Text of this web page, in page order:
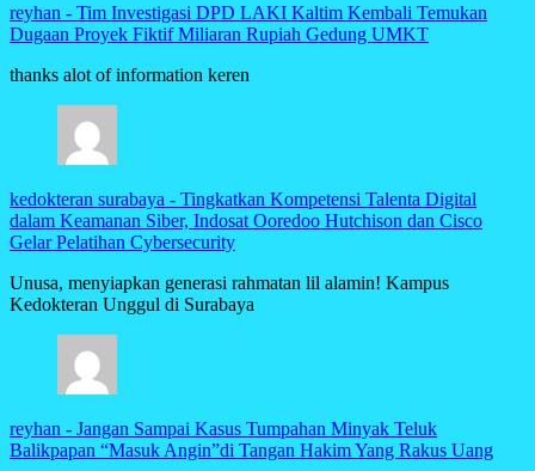
reyhan - Tim Investigasi DPD LAKI Kaltim Kembali Temukan
Dugaan Proyek Fiktif Miliaran Rupiah Gedung UMKT
thanks alot of information keren
kedokteran surabaya - Tingkatkan Kompetensi Talenta Digital
dalam Keamanan Siber, Indosat Ooredoo Hutchison dan Cisco
Gelar Pelatihan Cybersecurity
Unusa, menyiapkan generasi rahmatan lil alamin! Kampus
Kedokteran Unggul di Surabaya
reyhan - Jangan Sampai Kasus Tumpahan Minyak Teluk
Balikpapan “Masuk Angin”di Tangan Hakim Yang Rakus Uang